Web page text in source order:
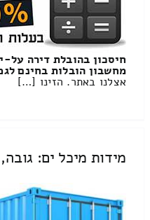
חיסכון בהובלת דירה
מחשבון הובלות בחינם
אצלנו באתר. הזינו […]
מידות מיכל ים: